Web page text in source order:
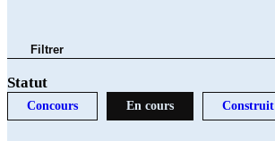
Filtrer
Statut
Concours En cours Construit